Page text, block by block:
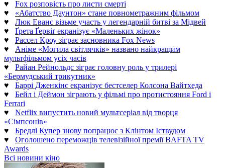
♥ Fox розповість про листи смерті
♥ «Абатство Даунтон» стане повнометражним фільмом
♥ Люк Еванс візьме участь у легендарній битві за Мідвей
♥ Ґрета Ґервіґ екранізує «Маленьких жінок»
♥ Рассел Кроу зіграє засновника Fox News
♥ Аніме «Могила світлячків» названо найкращим
мультфільмом усіх часів
♥ Райан Рейнольдс зіграє головну роль у трилері
«Бермудський трикутник»
♥ Баррі Дженкінс екранізує бестселер Колсона Вайтхеда
♥ Бейл і Деймон зіграють у фільмі про протистояння Ford і
Ferrari
♥ Netflix випустить новий мультсеріал від творця
«Сімпсонів»
♥ Бредлі Купер знову попрацює з Клінтом Іствудом
♥ Оголошено переможців телевізійної премії BAFTA TV
Awards
Всі новини кіно